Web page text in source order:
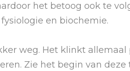
het betoog ook te
en biochemie.
weg. Het klinkt
Zie het begin van